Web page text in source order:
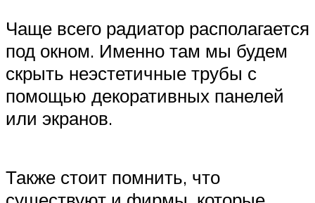
Чаще всего радиатор располагается
под окном. Именно там мы будем
скрыть неэстетичные трубы с
помощью декоративных панелей
или экранов.
Также стоит помнить, что